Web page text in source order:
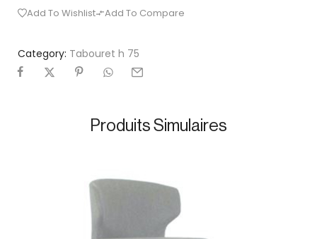
Add To Wishlist Add To Compare
Category: Tabouret h 75
Produits Simulaires